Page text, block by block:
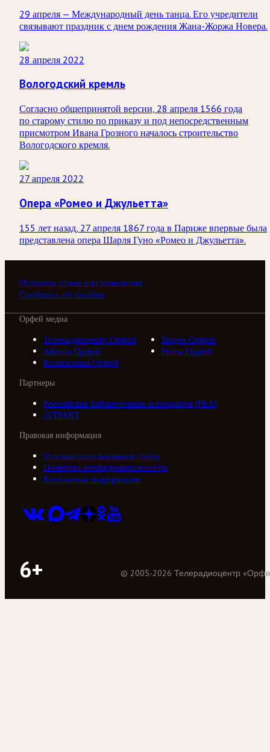
29 апреля — Международный день танца. Его учредители
связывают праздник с днем рождения Жана-Жоржа Новера.
28 апреля 2022
Вологодский кремль
Согласно общепринятой версии, 28 апреля 1566 года
по старому стилю по приказу и под непосредственным
присмотром Ивана Грозного началось строительство
Вологодского кремля.
27 апреля 2022
Опера «Ромео и Джульетта»
155 лет назад, 27 апреля 1867 года в Париже впервые была
представлена опера Шарля Гуно «Ромео и Джульетта».
Оставить отзыв или пожелание
Сообщить об ошибке
Орфей медиа
Телерадиоцентр Орфей
Видео Орфей
Афиша Орфей
Ноты Орфей
Коллективы Орфей
Партнеры
Российская библиотечная ассоциация (РБА)
///ТРАКТ
Правовая информация
Условия использования сайта
Политика конфиденциальности
Контактная информация
6+ © 2005-2026 Телерадиоцентр